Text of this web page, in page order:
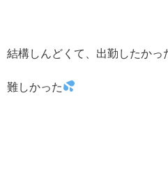
結構しんどくて、出勤したかっ
難しかった